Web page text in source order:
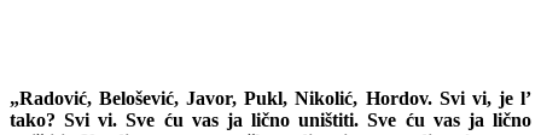
„Radović, Belošević, Javor, Pukl, Nikolić, Hordov. Svi vi, je l’
tako? Svi vi. Sve ću vas ja lično uništiti. Sve ću vas ja lično